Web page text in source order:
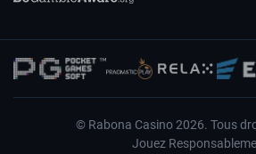
© Rabona Casino 2026. Tous
Jouez